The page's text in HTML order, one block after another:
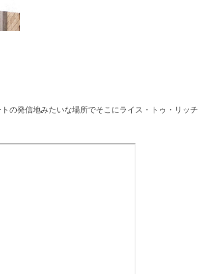
の発信地みたいな場所でそこにライス・トゥ・リッチ